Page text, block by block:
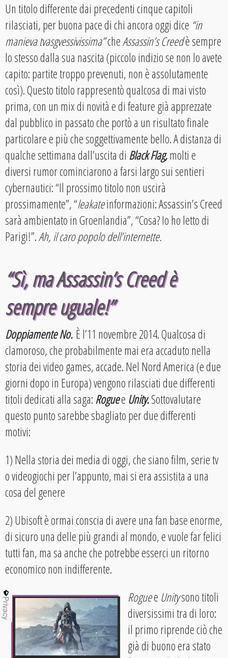
Un titolo differente dai precedenti cinque capitoli
rilasciati, per buona pace di chi ancora oggi dice “in
manieva tvasgvessivissima”cheAssassin’s Creedè sempre
lo stesso dalla sua nascita (piccolo indizio se non lo avete
capito: partite troppo prevenuti, non è assolutamente
così). Questo titolo rappresentò qualcosa di mai visto
prima, con un mix di novità e di feature già apprezzate
dal pubblico in passato che portò a un risultato finale
particolare e più che soggettivamente bello. A distanza di
qualche settimana dall’uscita di Black Flag,molti e
diversi rumor cominciarono a farsi largo sui sentieri
cybernautici: “Il prossimo titolo non uscirà
prossimamente”, “leakateinformazioni: Assassin’s Creed
sarà ambientato in Groenlandia”, “Cosa? Io ho letto di
Parigi!”.Ah, il caro popolo dell’internette.
“Sì, ma Assassin’s Creed è
sempre uguale!”
Doppiamente No. È l’11 novembre 2014. Qualcosa di
clamoroso, che probabilmente mai era accaduto nella
storia dei video games, accade. Nel Nord America (e due
giorni dopo in Europa) vengono rilasciati due differenti
titoli dedicati alla saga:Roguee Unity.Sottovalutare
questo punto sarebbe sbagliato per due differenti
motivi:
1) Nella storia dei media di oggi, che siano film, serie tv
o videogiochi per l’appunto, mai si era assistita a una
cosa del genere
2) Ubisoft è ormai conscia di avere una fan base enorme,
di sicuro una delle più grandi al mondo, e vuole far felici
tutti fan, ma sa anche che potrebbe esserci un ritorno
economico non indifferente.
Roguee Unitysono titoli
diversissimi tra di loro:
il primo riprende ciò che
già di buono era stato
Privacy